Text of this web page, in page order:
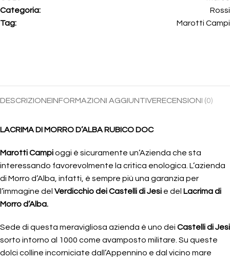
Categoria:
Rossi
Tag:
Marotti Campi
DESCRIZIONEINFORMAZIONI AGGIUNTIVERECENSIONI (0)
LACRIMA DI MORRO D’ALBA RUBICO DOC
Marotti Campioggi è sicuramente un’Azienda che sta
interessando favorevolmente la critica enologica. L’azienda
di Morro d’Alba, infatti, è sempre più una garanzia per
l’immagine del Verdicchio dei Castelli di Jesi e del Lacrima di
Morro d’Alba.
Sede di questa meravigliosa azienda è uno dei Castelli di Jesi
sorto intorno al 1000 come avamposto militare. Su queste
dolci colline incorniciate dall’Appennino e dal vicino mare